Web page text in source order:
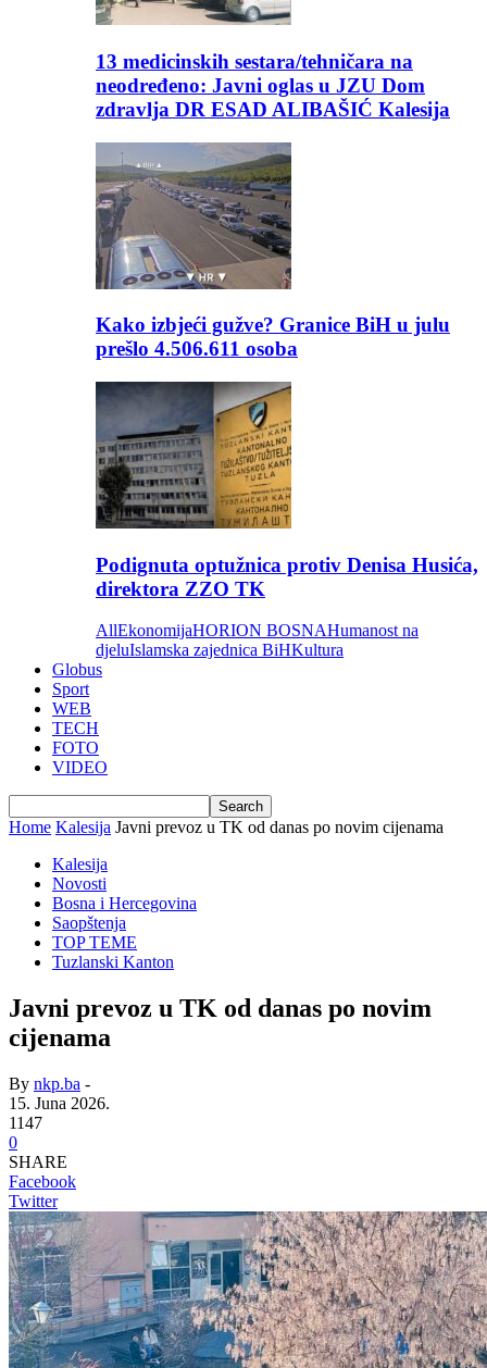
13 medicinskih sestara/tehničara na
neodređeno: Javni oglas u JZU Dom
zdravlja DR ESAD ALIBAŠIĆ Kalesija
Kako izbjeći gužve? Granice BiH u julu
prešlo 4.506.611 osoba
Podignuta optužnica protiv Denisa Husića,
direktora ZZO TK
AllEkonomijaHORION BOSNAHumanost na
djeluIslamska zajednica BiHKultura
Globus
Sport
WEB
TECH
FOTO
VIDEO
Home Kalesija Javni prevoz u TK od danas po novim cijenama
Kalesija
Novosti
Bosna i Hercegovina
Saopštenja
TOP TEME
Tuzlanski Kanton
Javni prevoz u TK od danas po novim
cijenama
By nkp.ba -
15. Juna 2026.
1147
0
SHARE
Facebook
Twitter